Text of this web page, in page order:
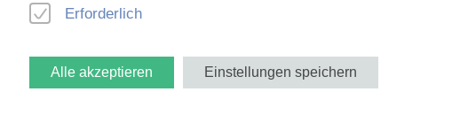
Erforderlich
Alle akzeptieren Einstellungen speichern
Kulturvermittlung“ -
6.
Kulturvermittlungs-